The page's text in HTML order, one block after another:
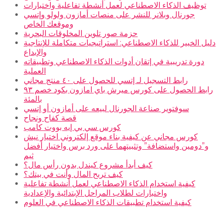
توظيف الذكاء الاصطناعي لعمل أنشطة تفاعلية واختبارات
جورنال وبلانر للنشر على منصات أمازون ولولو وإتسي
وموقعك الخاص
حزمة صور تلوين المخلوقات البحرية
دليل الخبير للذكاء الاصطناعي: استراتيجيات متكاملة للإنتاجية
والإبداع
دورة تدريبية في إتقان أدوات الذكاء الاصطناعي وتطبيقاته
العملية
رابط التسجيل لـ إتسي للحصول على ٤٠ منتج مجاني
رابط الحصول على كورس ميرش باي امازون بكود خصم ٩٣
بالمئة
سوفتوير صناعة الجورنال لبيعه على أمازون أو إتسي
قصة كفاح ونجاح
كورس سي بي إيه بووت كامب
كورس مجاني عن كيفية بناء موقع إلكتروني اختيار نيش
و”دومين واستضافة” وتثبيتهما على ورد برس واختيار أفضل
ثيم
كيف أبدأ مشروع كيندل بدون رأس مال؟
كيف تربح المال وأنت في بيتك؟
كيفية استخدام الذكاء الاصطناعي لعمل أنشطة تفاعلية
واختبارات لطلاب المراحل الإبتدائية والإعدادية
كيفية استخدام تطبيقات الذكاء الاصطناعي في العلوم